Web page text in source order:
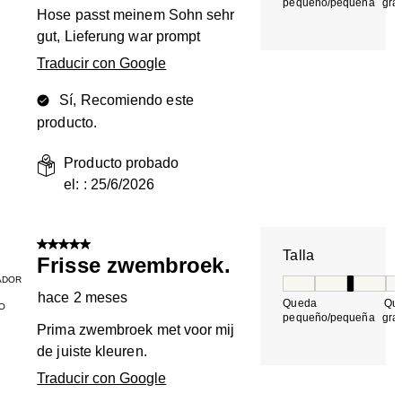
Hose passt meinem Sohn sehr
gut, Lieferung war prompt
Traducir con Google
Sí, Recomiendo este
producto.
Producto probado
el: : 25/6/2026
pequeño/pequeña
5 de 5 estrellas.
Frisse zwembroek.
hace 2 meses
Prima zwembroek met voor mij
de juiste kleuren.
Traducir con Google
Talla
Queda
pequeño/pequeña